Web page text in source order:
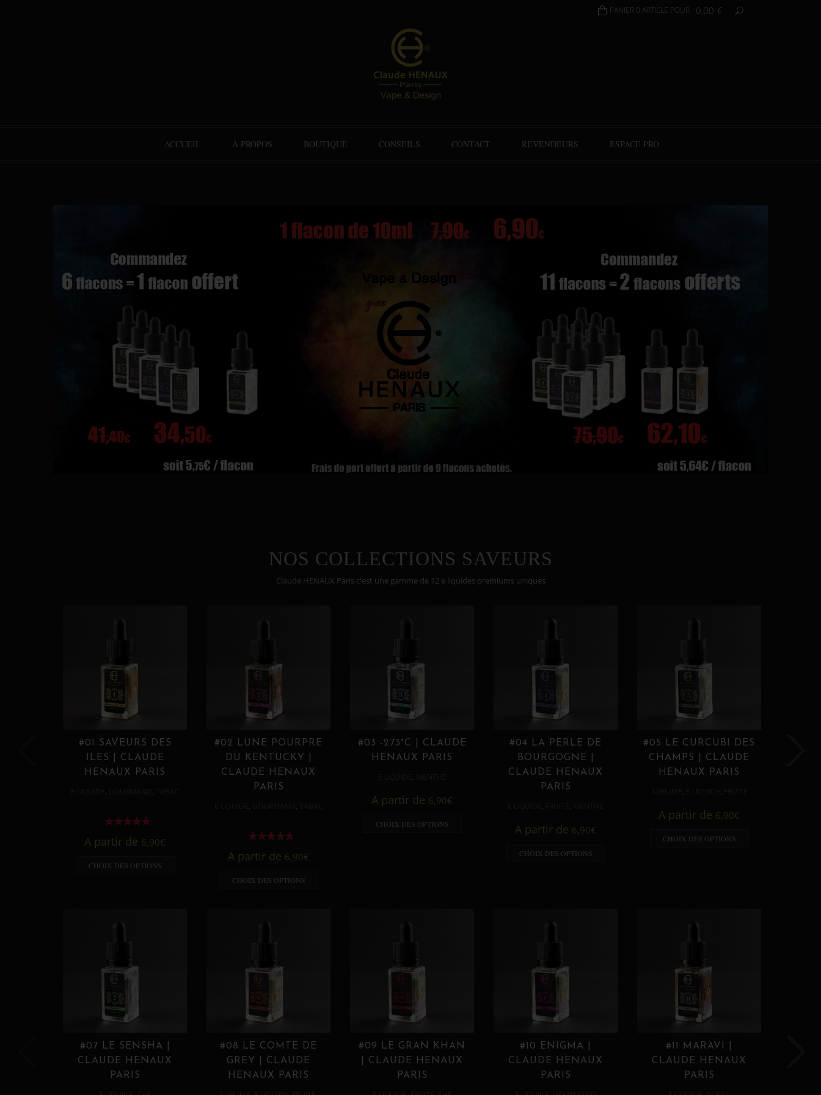
PANIER 0 ARTICLE POUR 0,00 €
ACCUEIL À PROPOS BOUTIQUE CONSEILS CONTACT REVENDEURS ESPACE PRO
NOS COLLECTIONS SAVEURS
Claude HENAUX Paris c'est une gamme de 12 e liquides premiums uniques
#01 SAVEURS DES
ILES | CLAUDE
HENAUX PARIS
, ,
A partir de 6,90€
CHOIX DES OPTIONS
#02 LUNE POURPRE
DU KENTUCKY |
CLAUDE HENAUX
PARIS
, ,
A partir de 6,90€
CHOIX DES OPTIONS
#03 -273°C | CLAUDE
HENAUX PARIS
,
A partir de 6,90€
CHOIX DES OPTIONS
#04 LA PERLE DE
BOURGOGNE |
CLAUDE HENAUX
PARIS
, ,
A partir de 6,90€
CHOIX DES OPTIONS
#05 LE CURCUBI DES
CHAMPS | CLAUDE
HENAUX PARIS
, ,
A partir de 6,90€
CHOIX DES OPTIONS
#07 LE SENSHA |
CLAUDE HENAUX
PARIS
#08 LE COMTE DE
GREY | CLAUDE
HENAUX PARIS
#09 LE GRAN KHAN
| CLAUDE HENAUX
PARIS
#10 ENIGMA |
CLAUDE HENAUX
PARIS
#11 MARAVI |
CLAUDE HENAUX
PARIS